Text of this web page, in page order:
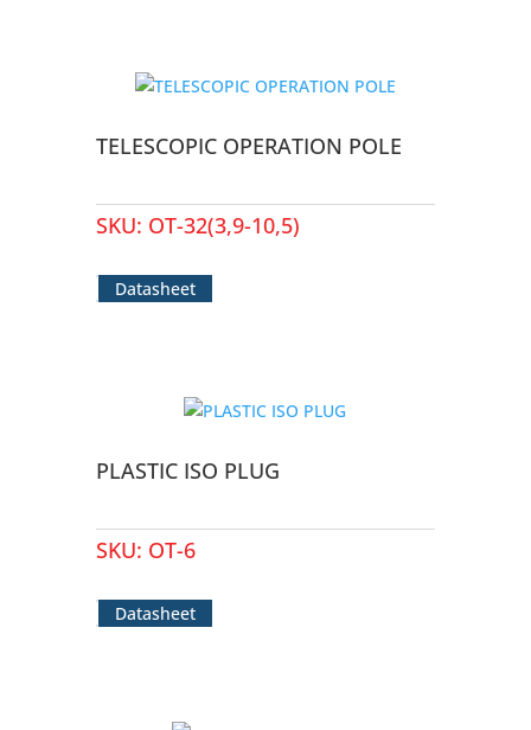
TELESCOPIC OPERATION POLE
SKU: OT-32(3,9-10,5)
Datasheet
PLASTIC ISO PLUG
SKU: OT-6
Datasheet